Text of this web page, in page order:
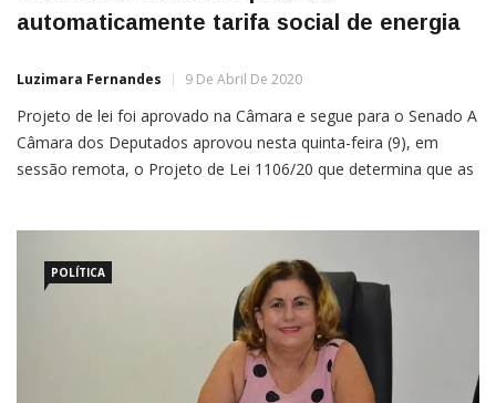
automaticamente tarifa social de energia
Luzimara Fernandes 9 De Abril De 2020
Projeto de lei foi aprovado na Câmara e segue para o Senado A
Câmara dos Deputados aprovou nesta quinta-feira (9), em
sessão remota, o Projeto de Lei 1106/20 que determina que as
Energia Elétrica […]
POLÍTICA